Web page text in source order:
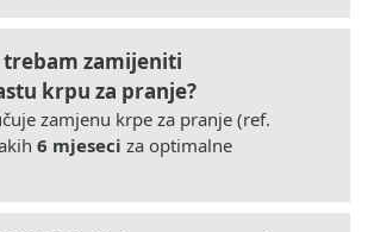
zamijeniti
krpu za pranje?
zamjenu krpe za pranje (ref.
6 mjeseci za optimalne